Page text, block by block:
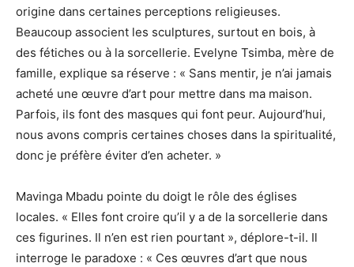
origine dans certaines perceptions religieuses.
Beaucoup associent les sculptures, surtout en bois, à
des fétiches ou à la sorcellerie. Evelyne Tsimba, mère de
famille, explique sa réserve : « Sans mentir, je n’ai jamais
acheté une œuvre d’art pour mettre dans ma maison.
Parfois, ils font des masques qui font peur. Aujourd’hui,
nous avons compris certaines choses dans la spiritualité,
donc je préfère éviter d’en acheter. »
Mavinga Mbadu pointe du doigt le rôle des églises
locales. « Elles font croire qu’il y a de la sorcellerie dans
ces figurines. Il n’en est rien pourtant », déplore-t-il. Il
interroge le paradoxe : « Ces œuvres d’art que nous